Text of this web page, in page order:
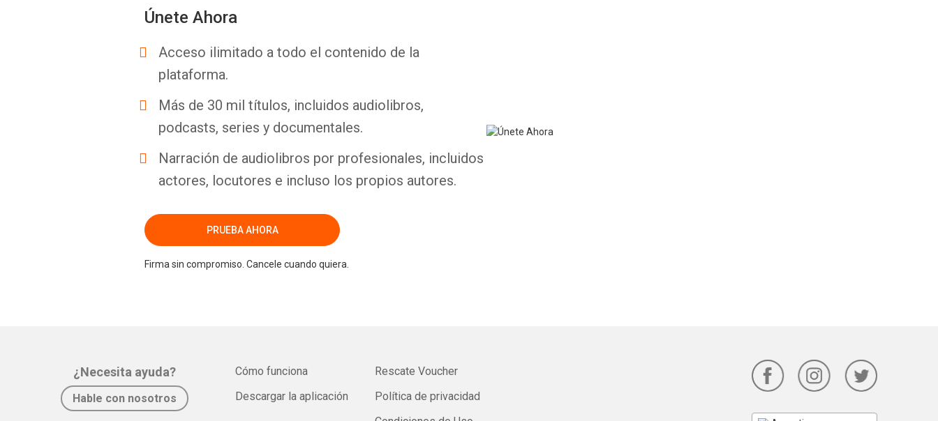
Únete Ahora
Acceso ilimitado a todo el contenido de la
plataforma.
Más de 30 mil títulos, incluidos audiolibros,
podcasts, series y documentales.
Narración de audiolibros por profesionales, incluidos
actores, locutores e incluso los propios autores.
PRUEBA AHORA
Firma sin compromiso. Cancele cuando quiera.
¿Necesita ayuda?
Hable con nosotros
Cómo funciona
Descargar la aplicación
Rescate Voucher
Política de privacidad